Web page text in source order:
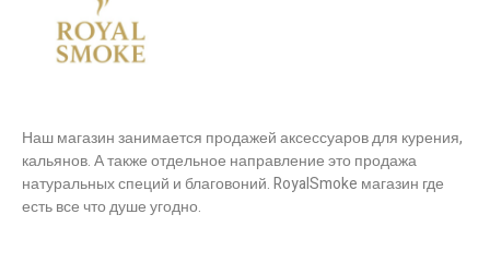
Наш магазин занимается продажей аксессуаров для курения,
кальянов. А также отдельное направление это продажа
натуральных специй и благовоний. RoyalSmoke магазин где
есть все что душе угодно.